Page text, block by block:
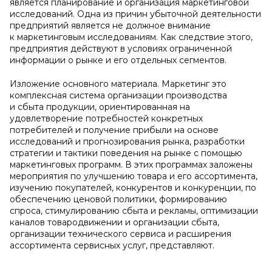
является планирование и организация маркетинговой
исследований. Одна из причин убыточной деятельности
предприятий является не должное внимание
к маркетинговым исследованиям. Как следствие этого,
предприятия действуют в условиях ограниченной
информации о рынке и его отдельных сегментов.
Изложение основного материала. Маркетинг это
комплексная система организации производства
и сбыта продукции, ориентированная на
удовлетворение потребностей конкретных
потребителей и получение прибыли на основе
исследований и прогнозирования рынка, разработки
стратегии и тактики поведения на рынке с помощью
маркетинговых программ. В этих программах заложены
мероприятия по улучшению товара и его ассортимента,
изучению покупателей, конкурентов и конкуренции, по
обеспечению ценовой политики, формированию
спроса, стимулированию сбыта и рекламы, оптимизации
каналов товародвижении и организации сбыта,
организации технического сервиса и расширения
ассортимента сервисных услуг, представляют.